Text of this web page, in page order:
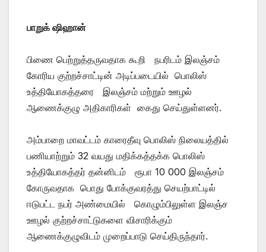
பாறுக் ஷிஹான்
பிணை பெற்றுத்தருவதாக கூறி நபரிடம் இலஞ்சம்
கோரிய குற்றச்சாட்டின் அடிப்படையில் பொலிஸ்
உத்தியோகத்தரை இலஞ்சம் மற்றும் ஊழல்
ஆணைக்குழு அதிகாரிகள் கைது செய்துள்ளனர்.
அம்பாறை மாவட்டம் காரைதீவு பொலிஸ் நிலையத்தில்
பணியாற்றும் 32 வயது மதிக்கத்தக்க பொலிஸ்
உத்தியோகத்தர் தன்னிடம் ரூபா 10 000 இலஞ்சம்
கோருவதாக பொது போக்குவரத்து செயற்பாட்டில்
ஈடுபட்ட நபர் அண்மையில் கொழும்பிலுள்ள இலஞ்ச
ஊழல் குற்றச்சாட்டுகளை விசாரிக்கும்
ஆணைக்குழுவிடம் முறைப்பாடு செய்திருந்தார்.